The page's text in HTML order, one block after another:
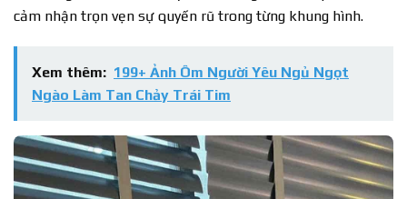
cảm nhận trọn vẹn sự quyến rũ trong từng khung hình.
Xem thêm: 199+ Ảnh Ôm Người Yêu Ngủ Ngọt
Ngào Làm Tan Chảy Trái Tim